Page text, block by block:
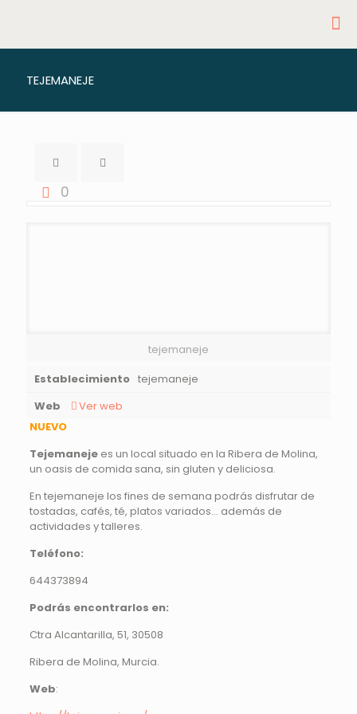
TEJEMANEJE
0
tejemaneje
Establecimiento tejemaneje
Web
Ver web
NUEVO
Tejemanejees un local situado en la Ribera de Molina,
un oasis de comida sana, sin gluten y deliciosa.
En tejemaneje los fines de semana podrás disfrutar de
tostadas, cafés, té, platos variados… además de
actividades y talleres.
Teléfono:
644373894
Podrás encontrarlos en:
Ctra Alcantarilla, 51, 30508
Ribera de Molina, Murcia.
Web: